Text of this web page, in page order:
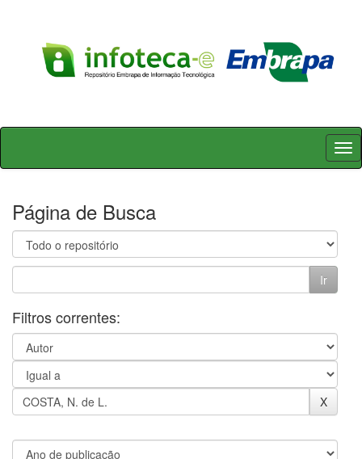
Skip
Página de Busca
Filtros correntes: